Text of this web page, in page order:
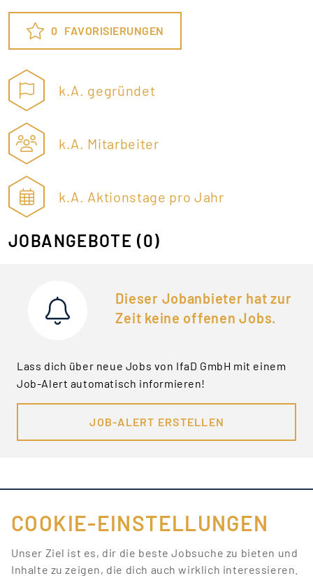
0 FAVORISIERUNGEN
k.A. gegründet
k.A. Mitarbeiter
k.A. Aktionstage pro Jahr
JOBANGEBOTE (0)
Dieser Jobanbieter hat zur
Zeit keine offenen Jobs.
Lass dich über neue Jobs von IfaD GmbH mit einem
Job-Alert automatisch informieren!
JOB-ALERT ERSTELLEN
FÜR JOBANBIETER
LINKS
COOKIE-EINSTELLUNGEN
Unser Ziel ist es, dir die beste Jobsuche zu bieten und
Inhalte zu zeigen, die dich auch wirklich interessieren.